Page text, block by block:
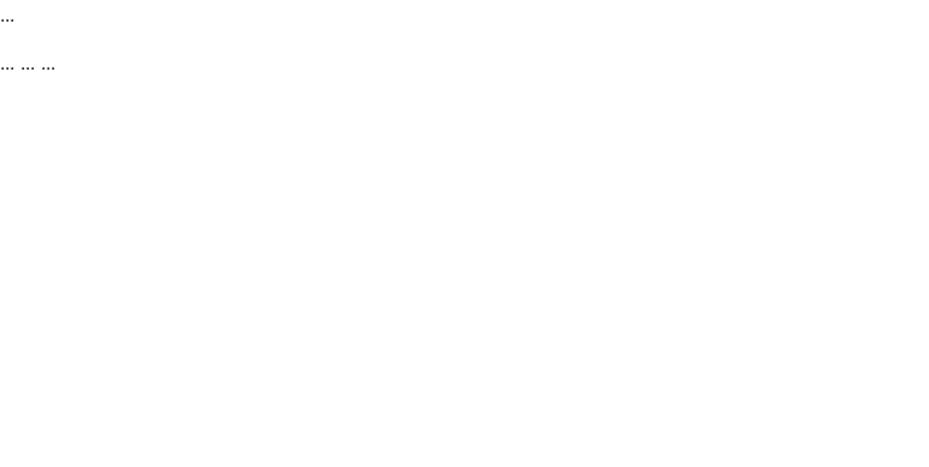
...
... ... ...